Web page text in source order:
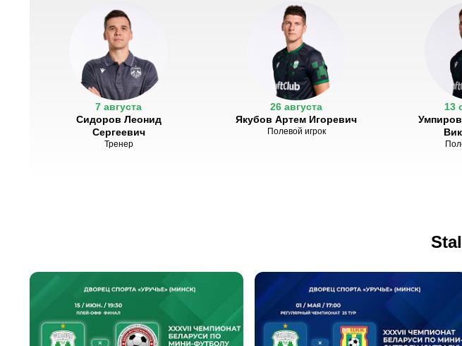
7 августа
Сидоров Леонид
Сергеевич
Тренер
26 августа
Якубов Артем Игоревич
Полевой игрок
13